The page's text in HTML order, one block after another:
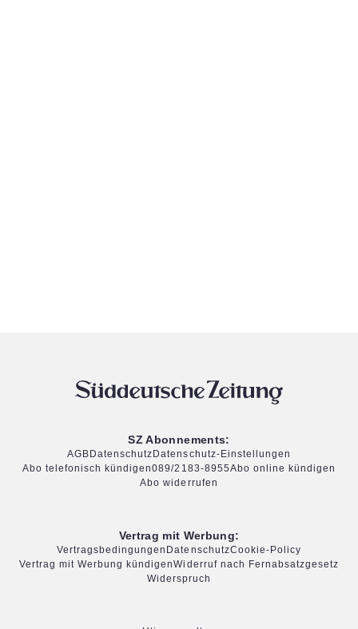
SZ Abonnements:
AGB Datenschutz Datenschutz-Einstellungen
Abo telefonisch kündigen089/2183-8955Abo online kündigen
Abo widerrufen
Vertrag mit Werbung:
Vertragsbedingungen DatenschutzCookie-Policy
Vertrag mit Werbung kündigenWiderruf nach Fernabsatzgesetz
Widerspruch